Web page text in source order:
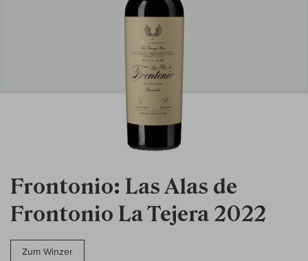
Frontonio: Las Alas de
Frontonio La Tejera 2022
Zum Winzer